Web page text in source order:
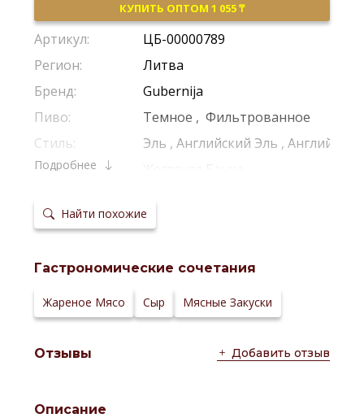
КУПИТЬ ОПТОМ 1 055 ₸
Артикул:
ЦБ-00000789
Регион:
Литва
Бренд:
Gubernija
Пиво:
Темное , Фильтрованное
Стиль:
Эль , Английский Эль ,
Тара:
Производитель:Gubernija
сервировки:
Тип
Верховое Брожение
Сайт
производителя:
Подробнее
Найти похожие
Гастрономические сочетания
Жареное Мясо Сыр Мясные Закуски
Отзывы Добавить отзыв
Описание